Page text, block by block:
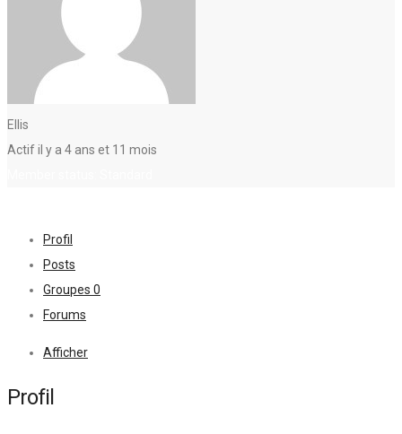
Ellis
Actif il y a 4 ans et 11 mois
Profil
Posts
Groupes 0
Forums
Afficher
Profil